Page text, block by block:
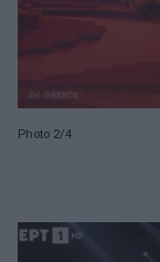
Photo 2/4